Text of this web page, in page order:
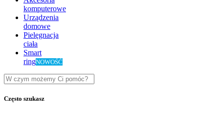
komputerowe
Urządzenia
domowe
Pielęgnacja
ciała
Smart
ringNOWOŚĆ
Często szukasz